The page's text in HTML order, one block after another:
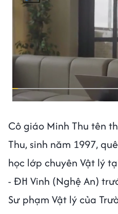
Cô giáo Minh Thu tên
Thu, sinh năm 1997,
học lớp chuyên Vật lý
- ĐH Vinh (Nghệ An)
Sư phạm Vật lý của